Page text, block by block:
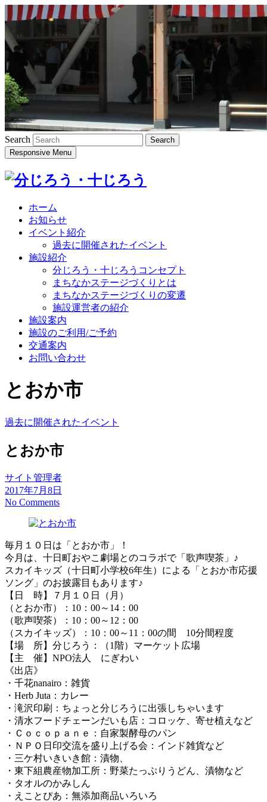
Search
Responsive Menu
ホーム
お知らせ
イベント紹介
過去に開催されたイベント
施設紹介
分じろう・十じろうコンセプト
まちなかステージづくりとは
まちなかステージづくりの変遷
施設運営者の紹介
施設案内
施設のご利用/ご予約
交通案内
お問い合わせ
とおか市
過去に開催されたイベント
とおか市
サイト管理者
2017年7月8日
No Comments
毎月１０日は「とおか市」！
今月は、十日町おやこ劇場とのコラボで「歌声喫茶」♪
スカイキッズ（十日町小学校6年生）による「とおか市応援
ソング」のお披露目もあります♪
【日 時】７月１０日（月）
（とおか市）：10：00～14：00
（歌声喫茶）：10：00～12：00
（スカイキッズ）：10：00～11：00の間 10分間程度
【場 所】分じろう：（1階）マーケット広場
【主 催】NPO法人 にぎわい
《出店》
・千花nanairo：雑貨
・Herb Juta：カレー
・滝沢印刷：ちょっと分じろうに出張しちゃいます
・清水フードチェーンだいも店：コロッケ、寄せ植えなど
・Ｃｏｃｏｐａｎｅ：自家製酵母のパン
・ＮＰＯ日印交流を盛り上げる会：インド雑貨など
・三ケ村いきいき館：漬物、
・東下組農産物加工所：野菜たっぷりうどん、漬物など
・タオルのかみしん
・えことぴあ：無添加商品いろいろ